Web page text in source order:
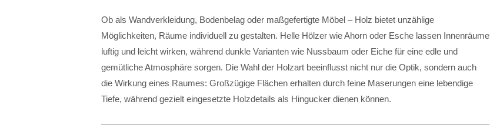
Ob als Wandverkleidung, Bodenbelag oder maßgefertigte Möbel – Holz bietet unzählige
Möglichkeiten, Räume individuell zu gestalten. Helle Hölzer wie Ahorn oder Esche lassen Innenräume
luftig und leicht wirken, während dunkle Varianten wie Nussbaum oder Eiche für eine edle und
gemütliche Atmosphäre sorgen. Die Wahl der Holzart beeinflusst nicht nur die Optik, sondern auch
die Wirkung eines Raumes: Großzügige Flächen erhalten durch feine Maserungen eine lebendige
Tiefe, während gezielt eingesetzte Holzdetails als Hingucker dienen können.